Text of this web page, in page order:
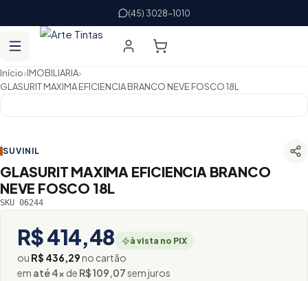
(45) 3028-1010
Início›IMOBILIARIA›
GLASURIT MAXIMA EFICIENCIA BRANCO NEVE FOSCO 18L
SUVINIL
GLASURIT MAXIMA EFICIENCIA BRANCO
NEVE FOSCO 18L
SKU 06244
R$ 414,48 à vista no PIX
ou R$ 436,29no cartão
em até 4× de R$ 109,07sem juros